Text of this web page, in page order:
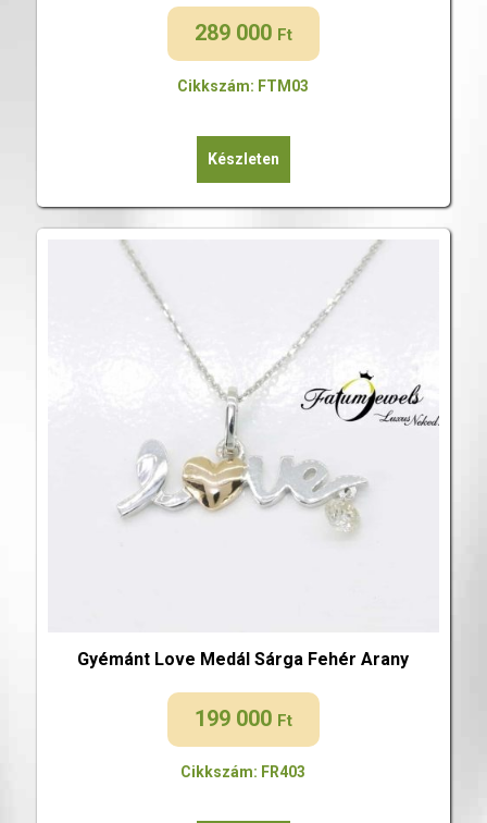
289 000 Ft
Cikkszám: FTM03
Készleten
Gyémánt Love Medál Sárga Fehér Arany
199 000 Ft
Cikkszám: FR403